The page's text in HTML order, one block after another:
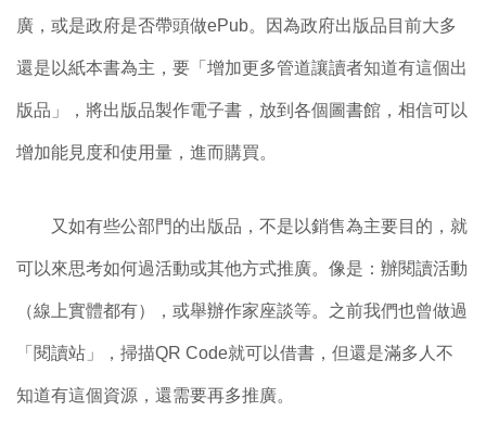
廣，或是政府是否帶頭做ePub。因為政府出版品目前大多
還是以紙本書為主，要「增加更多管道讓讀者知道有這個出
版品」，將出版品製作電子書，放到各個圖書館，相信可以
增加能見度和使用量，進而購買。
又如有些公部門的出版品，不是以銷售為主要目的，就
可以來思考如何過活動或其他方式推廣。像是：辦閱讀活動
（線上實體都有），或舉辦作家座談等。之前我們也曾做過
「閱讀站」，掃描QR Code就可以借書，但還是滿多人不
知道有這個資源，還需要再多推廣。